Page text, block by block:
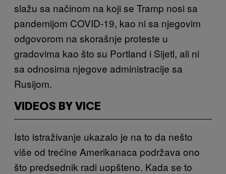
slažu sa načinom na koji se Tramp nosi sa
pandemijom COVID-19, kao ni sa njegovim
odgovorom na skorašnje proteste u
gradovima kao što su Portland i Sijetl, ali ni
sa odnosima njegove administracije sa
Rusijom.
VIDEOS BY VICE
Isto istraživanje ukazalo je na to da nešto
više od trećine Amerikanaca podržava ono
što predsednik radi uopšteno. Kada se to